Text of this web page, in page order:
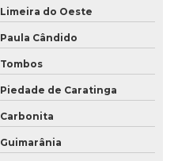
Limeira do Oeste
Paula Cândido
Tombos
Piedade de Caratinga
Carbonita
Guimarânia